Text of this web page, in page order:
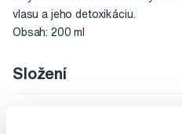
vlasu a jeho detoxikáciu.
Obsah: 200 ml
Složení